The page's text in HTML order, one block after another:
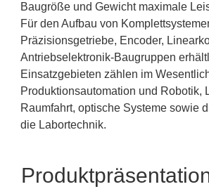
Baugröße und Gewicht maximale
Für den Aufbau von
Präzisionsgetriebe, Encoder,
Antriebselektronik-Baugruppen
Einsatzgebieten zählen im
Produktionsautomation und Robotik,
Raumfahrt, optische Systeme sowie
die Labortechnik.